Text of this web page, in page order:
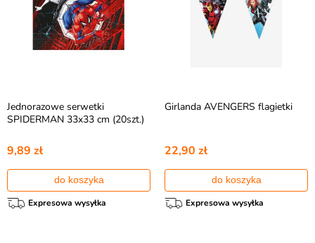
Jednorazowe serwetki
SPIDERMAN 33x33 cm (20szt.)
9,89 zł
do koszyka
Expresowa wysyłka
Girlanda AVENGERS flagietki
22,90 zł
do koszyka
Expresowa wysyłka